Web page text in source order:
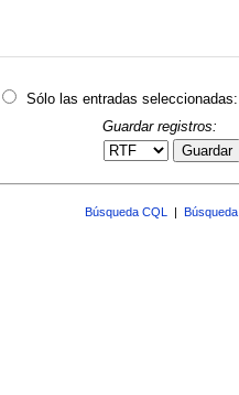
Sólo las entradas seleccionadas:
Guardar registros:
Guardar
Búsqueda CQL